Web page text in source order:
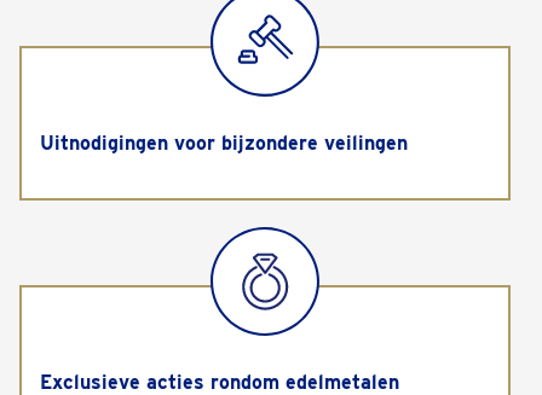
Uitnodigingen voor bijzondere veilingen
Exclusieve acties rondom edelmetalen